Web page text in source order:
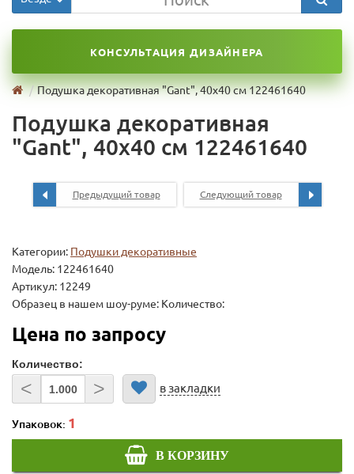
КОНСУЛЬТАЦИЯ ДИЗАЙНЕРА
Подушка декоративная "Gant", 40x40 см 122461640
Подушка декоративная
"Gant", 40x40 см 122461640
Предыдущий товар Следующий товар
Категории: Подушки декоративные
Модель: 122461640
Артикул: 12249
Образец в нашем шоу-руме: Количество:
Цена по запросу
Количество:
< > в закладки
Упаковок:
В КОРЗИНУ